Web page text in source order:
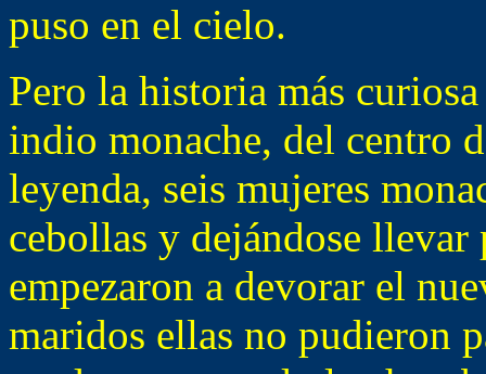
puso en el cielo.
Pero la historia más
indio monache, del centro
leyenda, seis mujeres
cebollas y dejándose
empezaron a devorar el
maridos ellas no pudieron